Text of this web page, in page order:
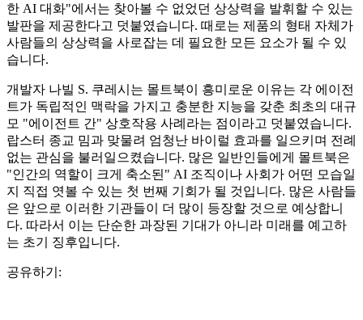
한 AI 대화"에서는 찾아볼 수 없었던 상상력을 발휘할 수 있는
발판을 제공한다고 덧붙였습니다. 때로는 제품의 형태 자체가
사람들의 상상력을 사로잡는 데 필요한 모든 요소가 될 수 있
습니다.
개발자 나빌 S. 쿠레시는 몰트북이 흥미로운 이유는 각 에이전
트가 독립적인 맥락을 가지고 충분한 지능을 갖춘 최초의 대규
모 "에이전트 간" 상호작용 사례라는 점이라고 덧붙였습니다.
랍스터 종교 밈과 맞물려 엄청난 바이럴 효과를 일으키며 전례
없는 관심을 불러일으켰습니다. 많은 일반인들에게 몰트북은
"인간의 역할이 크게 축소된" AI 조직이나 사회가 어떤 모습일
지 직접 엿볼 수 있는 첫 번째 기회가 될 것입니다. 많은 사람들
은 앞으로 이러한 기관들이 더 많이 등장할 것으로 예상합니
다. 따라서 이는 단순한 과장된 기대가 아니라 미래를 예고하
는 초기 징후입니다.
공유하기: